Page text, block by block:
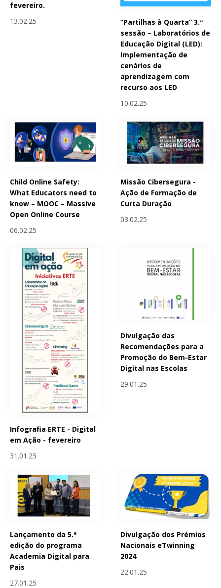
fevereiro.
13.02.25
“Partilhas à Quarta” 3.ª
sessão – Laboratórios de
Educação Digital (LED):
Implementação de
cenários de
aprendizagem com
recurso aos LED
10.02.25
Child Online Safety:
What Educators need to
know – MOOC – Massive
Open Online Course
06.02.25
Missão Cibersegura -
Ação de Formação de
Curta Duração
03.02.25
Infografia ERTE - Digital
em Ação - fevereiro
31.01.25
Divulgação das
Recomendações para a
Promoção do Bem-Estar
Digital nas Escolas
29.01.25
Lançamento da 5.ª
edição do programa
Academia Digital para
Pais
27.01.25
Divulgação dos Prémios
Nacionais eTwinning
2024
22.01.25